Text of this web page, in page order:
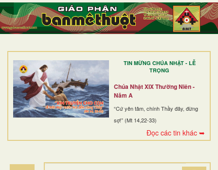
TIN MỪNG CHÚA NHẬT - LỄ
TRỌNG
Chúa Nhật XIX Thường Niên -
Năm A
“Cứ yên tâm, chính Thầy đây, đừng
sợ!” (Mt 14,22-33)
Đọc các tin khác ➥
TRANG NHẤT
GIỚI THIỆU
DÒNG TU
BAN MỤC VỤ
ĐOÀN THỂ CG
ĐIỂM HÀNH HƯƠNG